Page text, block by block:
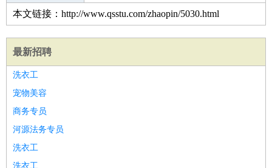
本文链接：http://www.qsstu.com/zhaopin/5030.html
最新招聘
洗衣工
宠物美容
商务专员
河源法务专员
洗衣工
洗衣工